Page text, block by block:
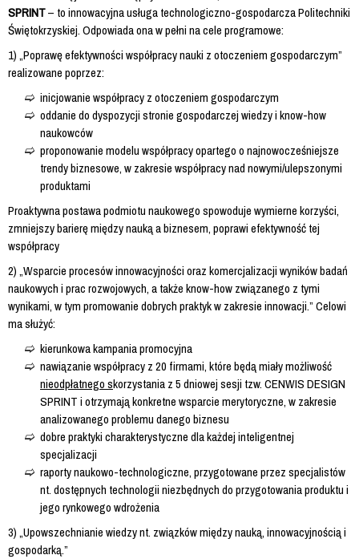
SPRINT– to innowacyjna usługa technologiczno-gospodarcza Politechniki
Świętokrzyskiej. Odpowiada ona w pełni na cele programowe:
1) „Poprawę efektywności współpracy nauki z otoczeniem gospodarczym”
realizowane poprzez:
inicjowanie współpracy z otoczeniem gospodarczym
oddanie do dyspozycji stronie gospodarczej wiedzy i know-how
naukowców
proponowanie modelu współpracy opartego o najnowocześniejsze
trendy biznesowe, w zakresie współpracy nad nowymi/ulepszonymi
produktami
Proaktywna postawa podmiotu naukowego spowoduje wymierne korzyści,
zmniejszy barierę między nauką a biznesem, poprawi efektywność tej
współpracy
2) „Wsparcie procesów innowacyjności oraz komercjalizacji wyników badań
naukowych i prac rozwojowych, a także know-how związanego z tymi
wynikami, w tym promowanie dobrych praktyk w zakresie innowacji.” Celowi
ma służyć:
kierunkowa kampania promocyjna
nawiązanie współpracy z 20 firmami, które będą miały możliwość
nieodpłatnego skorzystania z 5 dniowej sesji tzw. CENWIS DESIGN
SPRINT i otrzymają konkretne wsparcie merytoryczne, w zakresie
analizowanego problemu danego biznesu
dobre praktyki charakterystyczne dla każdej inteligentnej
specjalizacji
raporty naukowo-technologiczne, przygotowane przez specjalistów
nt. dostępnych technologii niezbędnych do przygotowania produktu i
jego rynkowego wdrożenia
3) „Upowszechnianie wiedzy nt. związków między nauką, innowacyjnością i
gospodarką.”